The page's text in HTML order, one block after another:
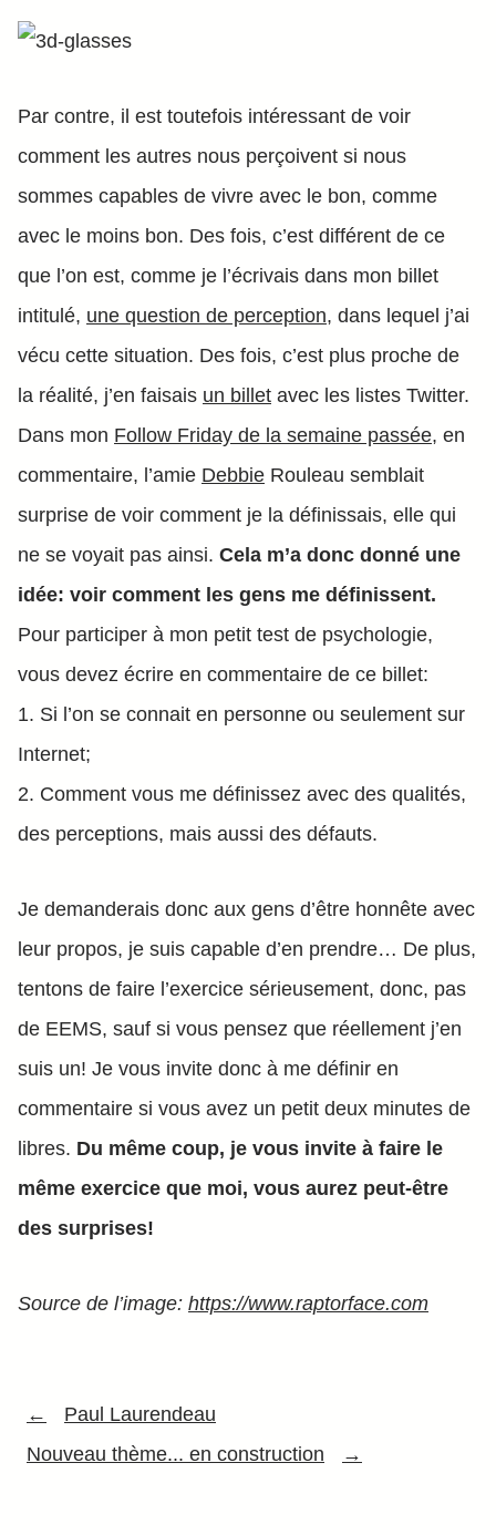
Par contre, il est toutefois intéressant de voir
comment les autres nous perçoivent si nous
sommes capables de vivre avec le bon, comme
avec le moins bon. Des fois, c’est différent de ce
que l’on est, comme je l’écrivais dans mon billet
intitulé, une question de perception, dans lequel j’ai
vécu cette situation. Des fois, c’est plus proche de
la réalité, j’en faisais un billet avec les listes Twitter.
Dans mon Follow Friday de la semaine passée, en
commentaire, l’amie Debbie Rouleau semblait
surprise de voir comment je la définissais, elle qui
ne se voyait pas ainsi. Cela m’a donc donné une
idée: voir comment les gens me définissent.
Pour participer à mon petit test de psychologie,
vous devez écrire en commentaire de ce billet:
Si l’on se connait en personne ou seulement sur
Internet;
Comment vous me définissez avec des qualités,
des perceptions, mais aussi des défauts.
Je demanderais donc aux gens d’être honnête avec
leur propos, je suis capable d’en prendre… De plus,
tentons de faire l’exercice sérieusement, donc, pas
de EEMS, sauf si vous pensez que réellement j’en
suis un! Je vous invite donc à me définir en
commentaire si vous avez un petit deux minutes de
libres. Du même coup, je vous invite à faire le
même exercice que moi, vous aurez peut-être
des surprises!
Source de l’image: https://www.raptorface.com
←
Paul Laurendeau
Nouveau thème... en construction
→